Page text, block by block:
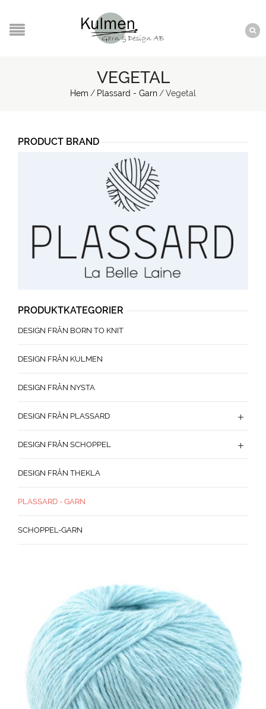
VEGETAL
Hem / Plassard - Garn /Vegetal
PRODUCT BRAND
PRODUKTKATEGORIER
DESIGN FRÅN BORN TO KNIT
DESIGN FRÅN KULMEN
DESIGN FRÅN NYSTA
DESIGN FRÅN PLASSARD
DESIGN FRÅN SCHOPPEL
DESIGN FRÅN THEKLA
PLASSARD - GARN
SCHOPPEL-GARN